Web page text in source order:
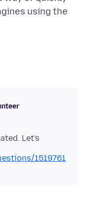
using the
Let's
1519761